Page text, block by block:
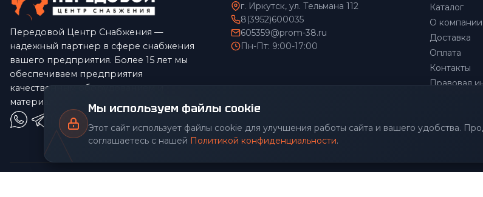
Мы используем файлы cookie
Этот сайт использует файлы cookie для улучшения работы сайта и вашего удобства.
соглашаетесь с нашей Политикой конфиденциальности.
Передовой Центр Снабжения —
надежный партнер в сфере снабжения
вашего предприятия. Более 15 лет мы
обеспечиваем предприятия
качественным оборудованием и
материалами по конкурентным ценам.
г. Иркутск, ул. Тельмана 112
8(3952)600035
605359@prom-38.ru
Пн-Пт: 9:00-17:00
Каталог
О компании
Доставка
Оплата
Контакты
Правовая